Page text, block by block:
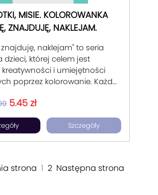
MISIE. KOLOROWANKA
ZNAJDUJĘ, NAKLEJAM.
naklejam" to seria
dzieci, której celem jest
kreatywności i umiejętności
poprzez kolorowanie. Każda
często z różnorodnymi
takimi jak zwierzęta, pojazdy,
baśni czy krajobrazy.
5.45 zł
Szczegóły
strona 1 2 Następna strona